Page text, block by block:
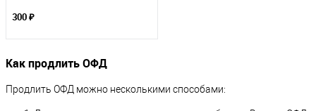
300 ₽
Как продлить ОФД
Продлить ОФД можно несколькими способами: